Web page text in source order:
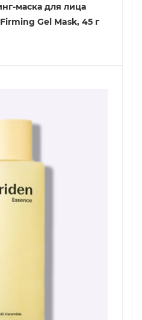
маска для лица
Gel Mask, 45 г